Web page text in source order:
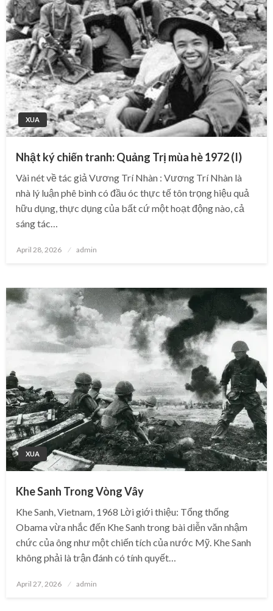
XUA
Nhật ký chiến tranh: Quảng Trị mùa hè 1972 (I)
Vài nét về tác giả Vương Trí Nhàn : Vương Trí Nhàn là
nhà lý luận phê bình có đầu óc thực tế tôn trọng hiệu quả
hữu dụng, thực dụng của bất cứ một hoạt động nào, cả
sáng tác…
Posted
April 28, 2026 admin
XUA
Khe Sanh Trong Vòng Vây
Khe Sanh, Vietnam, 1968 Lời giới thiệu: Tổng thống
Obama vừa nhắc đến Khe Sanh trong bài diễn văn nhậm
chức của ông như một chiến tích của nước Mỹ. Khe Sanh
không phải là trận đánh có tính quyết…
Posted
April 27, 2026 admin